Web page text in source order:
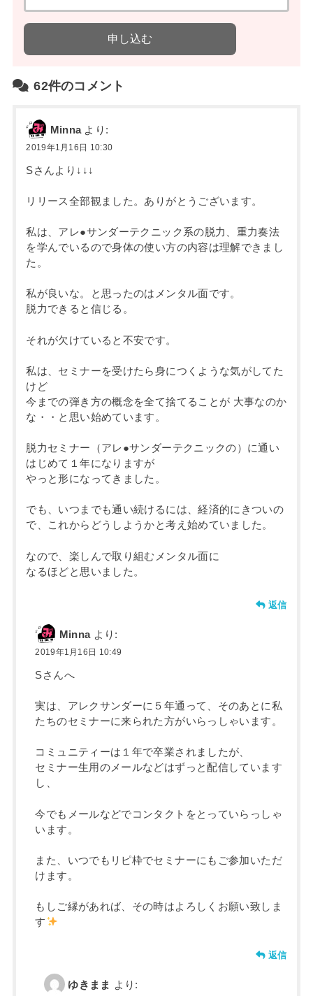
62件のコメント
Minna より:
2019年1月16日 10:30
Sさんより↓↓↓
リリース全部観ました。ありがとうございます。
私は、アレ●サンダーテクニック系の脱力、重力奏法
を学んでいるので身体の使い方の内容は理解できまし
た。
私が良いな。と思ったのはメンタル面です。
脱力できると信じる。
それが欠けていると不安です。
私は、セミナーを受けたら身につくような気がしてた
けど
今までの弾き方の概念を全て捨てることが 大事なのか
な・・と思い始めています。
脱力セミナー（アレ●サンダーテクニックの）に通い
はじめて１年になりますが
やっと形になってきました。
でも、いつまでも通い続けるには、経済的にきついの
で、これからどうしようかと考え始めていました。
なので、楽しんで取り組むメンタル面に
なるほどと思いました。
返信
Minna より:
2019年1月16日 10:49
Sさんへ
実は、アレクサンダーに５年通って、そのあとに私
たちのセミナーに来られた方がいらっしゃいます。
コミュニティーは１年で卒業されましたが、
セミナー生用のメールなどはずっと配信しています
し、
今でもメールなどでコンタクトをとっていらっしゃ
います。
また、いつでもリピ枠でセミナーにもご参加いただ
けます。
もしご縁があれば、その時はよろしくお願い致しま
す
返信
ゆきまま より: